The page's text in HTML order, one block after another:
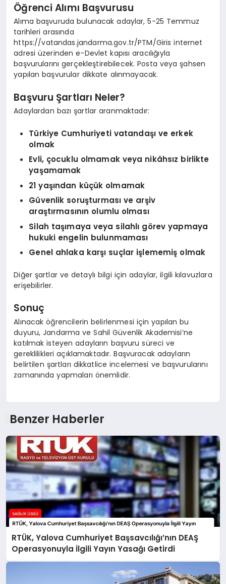
Öğrenci Alımı Başvurusu
Alıma başvuruda bulunacak adaylar, 5-25 Temmuz
tarihleri arasında
https://vatandas.jandarma.gov.tr/PTM/Giris internet
adresi üzerinden e-Devlet kapısı aracılığıyla
başvurularını gerçekleştirebilecek. Posta veya şahsen
yapılan başvurular dikkate alınmayacak.
Başvuru Şartları Neler?
Adaylardan bazı şartlar aranmaktadır:
Türkiye Cumhuriyeti vatandaşı ve erkek
olmak
Evli, çocuklu olmamak veya nikâhsız birlikte
yaşamamak
21 yaşından küçük olmamak
Güvenlik soruşturması ve arşiv
araştırmasının olumlu olması
Silah taşımaya veya silahlı görev yapmaya
hukuki engelin bulunmaması
Genel ahlaka karşı suçlar işlememiş olmak
Diğer şartlar ve detaylı bilgi için adaylar, ilgili kılavuzlara
erişebilirler.
Sonuç
Alınacak öğrencilerin belirlenmesi için yapılan bu
duyuru, Jandarma ve Sahil Güvenlik Akademisi’ne
katılmak isteyen adayların başvuru süreci ve
gereklilikleri açıklamaktadır. Başvuracak adayların
belirtilen şartları dikkatlice incelemesi ve başvurularını
zamanında yapmaları önemlidir.
Benzer Haberler
RTÜK, Yalova Cumhuriyet Başsavcılığı’nın DEAŞ
Operasyonuyla İlgili Yayın Yasağı Getirdi